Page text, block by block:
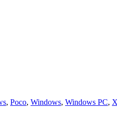
, Poco, Windows, Windows PC,